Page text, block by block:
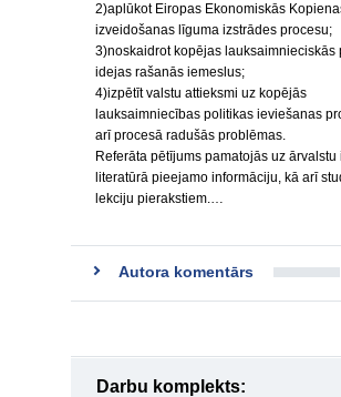
2)aplūkot Eiropas Ekonomiskās
izveidošanas līguma izstrādes procesu;
3)noskaidrot kopējas lauksaimnieciskās
idejas rašanās iemeslus;
4)izpētīt valstu attieksmi uz kopējās
lauksaimniecības politikas ieviešanas
arī procesā radušās problēmas.
Referāta pētījums pamatojās uz ārvalstu
literatūrā pieejamo informāciju, kā arī
lekciju pierakstiem.…
Autora komentārs
Darbu komplekts: